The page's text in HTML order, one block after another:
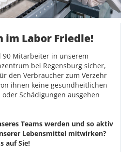
im Labor Friedle!
90 Mitarbeiter in unserem
bei Regensburg sicher,
den Verbraucher zum Verzehr
ihnen keine gesundheitlichen
Schädigungen ausgehen
Teams werden und so aktiv
Lebensmittel mitwirken?
auf Sie!